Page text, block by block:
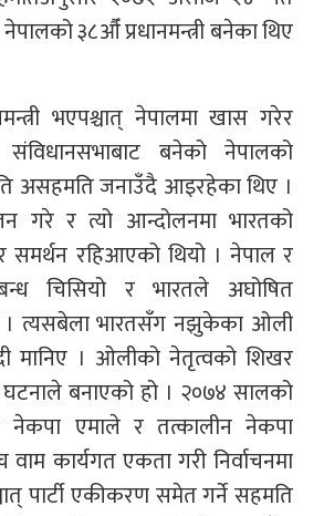
३८औँ प्रधानमन्त्री बनेका थिए
भएपश्चात् नेपालमा खास गरेर
बनेको नेपालको
असहमति जनाउँदै आइरहेका थिए ।
गरे र त्यो आन्दोलनमा भारतको
समर्थन रहिआएको थियो । नेपाल र
चिसियो र भारतले अघोषित
। त्यसबेला भारतसँग नझुकेका ओली
मानिए । ओलीको नेतृत्वको शिखर
घटनाले बनाएको हो । २०७४ सालको
नेकपा एमाले र तत्कालीन नेकपा
वाम कार्यगत एकता गरी निर्वाचनमा
पार्टी एकीकरण समेत गर्ने सहमति